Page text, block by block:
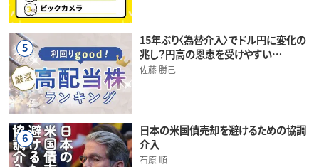
5
15年ぶり〈為替介入〉でドル円に変化の
兆し？円高の恩恵を受けやすい…
佐藤 勝己
6
日本の米国債売却を避けるための協調
介入
石原 順